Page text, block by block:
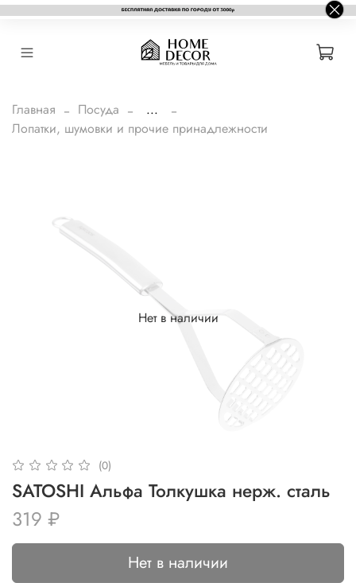
Главная Посуда
...
Лопатки, шумовки и прочие принадлежности
Нет в наличии
(0)
SATOSHI Альфа Толкушка нерж. сталь
319 ₽
Нет в наличии